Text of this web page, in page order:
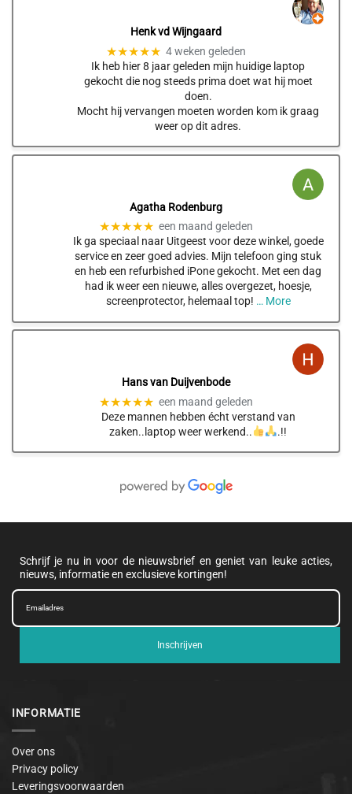
Henk vd Wijngaard
★★★★★ 4 weken geleden
Ik heb hier 8 jaar geleden mijn huidige laptop
gekocht die nog steeds prima doet wat hij moet
doen.
Mocht hij vervangen moeten worden kom ik graag
weer op dit adres.
Agatha Rodenburg
★★★★★ een maand geleden
Ik ga speciaal naar Uitgeest voor deze winkel, goede
service en zeer goed advies. Mijn telefoon ging stuk
en heb een refurbished iPone gekocht. Met een dag
had ik weer een nieuwe, alles overgezet, hoesje,
screenprotector, helemaal top! … More
Hans van Duijvenbode
★★★★★ een maand geleden
Deze mannen hebben écht verstand van
zaken..laptop weer werkend..
.!!
Schrijf je nu in voor de nieuwsbrief en geniet van leuke acties,
nieuws, informatie en exclusieve kortingen!
Inschrijven
INFORMATIE
Over ons
Privacy policy
Leveringsvoorwaarden